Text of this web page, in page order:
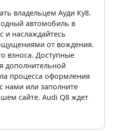
владельцем Ауди Ку8.
автомобиль в
и наслаждайтесь
от вождения.
взноса. Доступные
дополнительной
процесса оформления
нами или заполните
сайте. Audi Q8 ждет